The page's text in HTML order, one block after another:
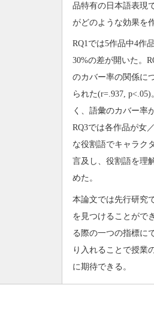
品特有の日本語表現
がどのような効果を
RQ1では5作品中4作
30%の差が開いた。
のカバー率の関係に
られた(r=.937,
く、語彙のカバー率
RQ3では各作品が女
な役割語でキャラク
言及し、役割語を理
めた。
本論文では先行研究
を見つけることがで
る際の一つの指標に
り入れることで授業
に期待できる。